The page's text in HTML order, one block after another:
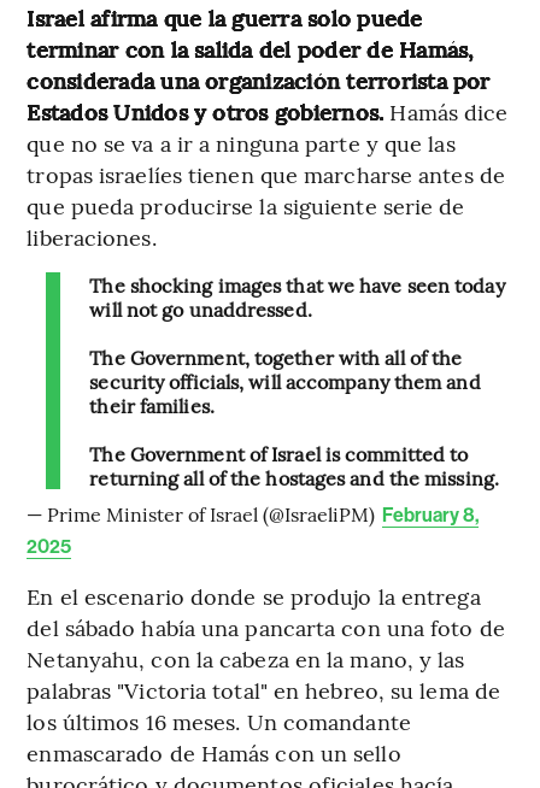
Israel afirma que la guerra solo puede
terminar con la salida del poder de Hamás,
considerada una organización terrorista por
Estados Unidos y otros gobiernos. Hamás dice
que no se va a ir a ninguna parte y que las
tropas israelíes tienen que marcharse antes de
que pueda producirse la siguiente serie de
liberaciones.
The shocking images that we have seen today
will not go unaddressed.
The Government, together with all of the
security officials, will accompany them and
their families.
The Government of Israel is committed to
returning all of the hostages and the missing.
— Prime Minister of Israel (@IsraeliPM) February 8,
2025
En el escenario donde se produjo la entrega
del sábado había una pancarta con una foto de
Netanyahu, con la cabeza en la mano, y las
palabras "Victoria total" en hebreo, su lema de
los últimos 16 meses. Un comandante
enmascarado de Hamás con un sello